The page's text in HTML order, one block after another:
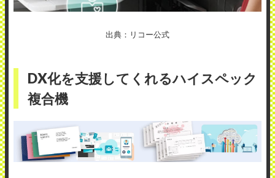
出典：リコー公式
DX化を支援してくれるハイスペック
複合機